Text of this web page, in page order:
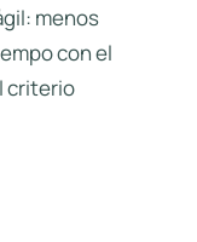
menos
con el
criterio